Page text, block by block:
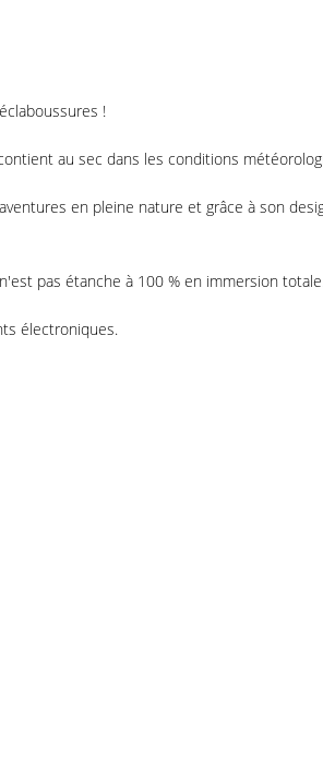
!
au sec dans les conditions
en pleine nature et grâce à son
pas étanche à 100 % en immersion
électroniques.